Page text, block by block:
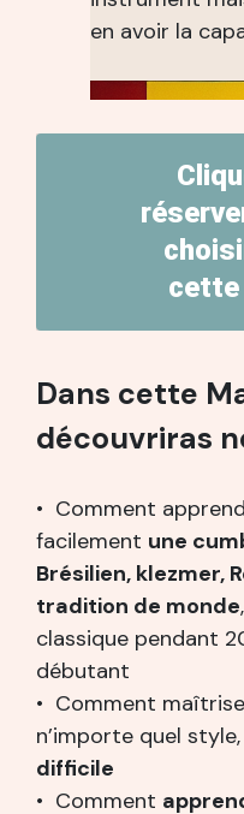
en avoir la
cette
Dans cette
découvriras
• Comment
facilement une
Brésilien, klezmer,
tradition de monde
classique pendant
débutant
• Comment
n’importe quel style,
difficile
• Comment